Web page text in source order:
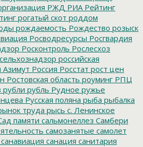
РЖД РИА Рейтинг
рогатый скот роддом
рождаемость Рождество розыск
Росводресурсы Росгвардия
Росконтроль Рослесхоз
российская
Азимут Россия Росстат рост цен
Ростовская область роуминг РПЦ
рубли рубль Рудное ружье
Русская поляна рыба рыбалка
труда рысь с. Ленинское
памяти сальмонеллез Самбери
самозанятые самолет
санавиация санация санитария